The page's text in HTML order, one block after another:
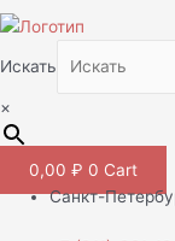
Искать
×
0,00 ₽ 0 Cart
Санкт-